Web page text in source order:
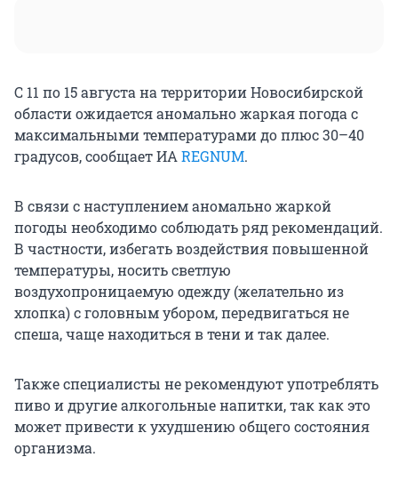
С 11 по 15 августа на территории Новосибирской
области ожидается аномально жаркая погода с
максимальными температурами до плюс 30–40
градусов, сообщает ИА REGNUM.
В связи с наступлением аномально жаркой
погоды необходимо соблюдать ряд рекомендаций.
В частности, избегать воздействия повышенной
температуры, носить светлую
воздухопроницаемую одежду (желательно из
хлопка) с головным убором, передвигаться не
спеша, чаще находиться в тени и так далее.
Также специалисты не рекомендуют употреблять
пиво и другие алкогольные напитки, так как это
может привести к ухудшению общего состояния
организма.